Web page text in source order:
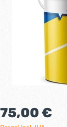
75,00 €